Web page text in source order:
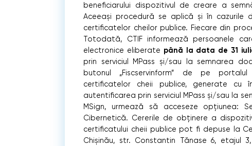
beneficiarului dispozitivul de creare a
Aceeași procedură se aplică și în cazurile
certificatelor cheilor publice. Fiecare din
Totodată, CTIF informează persoanele
electronice eliberate până la data de 31
prin serviciul MPass și/sau la semnarea
butonul „Fiscservinform” de pe portalul
certificatelor cheii publice, generate cu
autentificarea prin serviciul MPass și/sau la
MSign, urmează să acceseze opțiunea:
Cibernetică. Cererile de obținere a
certificatului cheii publice pot fi depuse la
Chișinău, str. Constantin Tănase 6, etajul